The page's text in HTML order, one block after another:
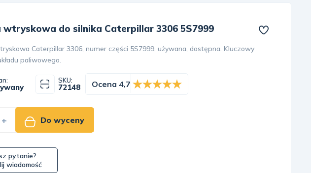
wtryskowa do silnika Caterpillar 3306 5S7999
Caterpillar 3306, numer części 5S7999, używana, dostępna. Kluczowy
paliwowego.
SKU:
72148 Ocena 4,7
+ Do wyceny
pytanie?
wiadomość